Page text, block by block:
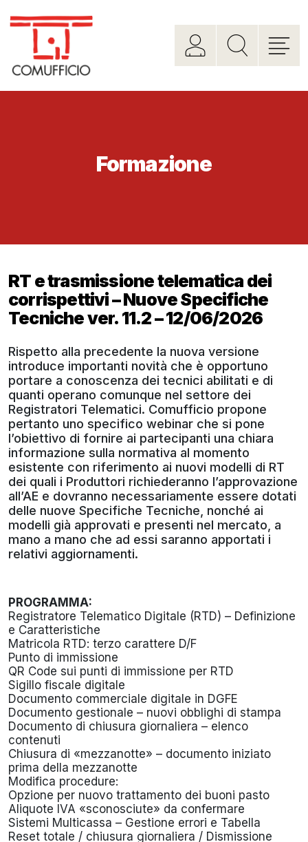
Formazione
RT e trasmissione telematica dei
corrispettivi – Nuove Specifiche
Tecniche ver. 11.2 – 12/06/2026
Rispetto alla precedente la nuova versione
introduce importanti novità che è opportuno
portare a conoscenza dei tecnici abilitati e di
quanti operano comunque nel settore dei
Registratori Telematici. Comufficio propone
pertanto uno specifico webinar che si pone
l’obiettivo di fornire ai partecipanti una chiara
informazione sulla normativa al momento
esistente con riferimento ai nuovi modelli di RT
dei quali i Produttori richiederanno l’approvazione
all’AE e dovranno necessariamente essere dotati
delle nuove Specifiche Tecniche, nonché ai
modelli già approvati e presenti nel mercato, a
mano a mano che ad essi saranno apportati i
relativi aggiornamenti.
PROGRAMMA:
Registratore Telematico Digitale (RTD) – Definizione
e Caratteristiche
Matricola RTD: terzo carattere D/F
Punto di immissione
QR Code sui punti di immissione per RTD
Sigillo fiscale digitale
Documento commerciale digitale in DGFE
Documento gestionale – nuovi obblighi di stampa
Documento di chiusura giornaliera – elenco
contenuti
Chiusura di «mezzanotte» – documento iniziato
prima della mezzanotte
Modifica procedure:
Opzione per nuovo trattamento dei buoni pasto
Aliquote IVA «sconosciute» da confermare
Sistemi Multicassa – Gestione errori e Tabella
Reset totale / chiusura giornaliera / Dismissione